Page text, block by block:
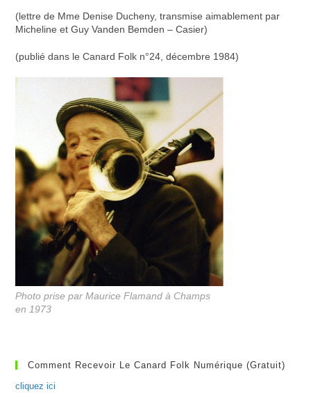
(lettre de Mme Denise Ducheny, transmise aimablement par
Micheline et Guy Vanden Bemden – Casier)
(publié dans le Canard Folk n°24, décembre 1984)
Photo prise par Maurice Flamand à Champs
en 1973
Comment Recevoir Le Canard Folk Numérique (gratuit)
cliquez ici